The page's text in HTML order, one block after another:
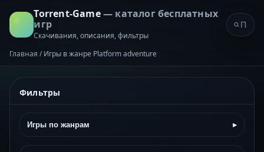
Torrent-Game— каталог бесплатных
игр
Скачивания, описания, фильтры
Главная / Игры в жанре Platform adventure
Фильтры
Игры по жанрам ▸